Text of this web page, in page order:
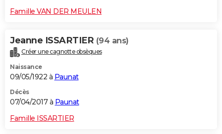
Famille VAN DER MEULEN
Jeanne ISSARTIER (94 ans)
Créer une cagnotte obsèques
Naissance
09/05/1922 à Paunat
Décès
07/04/2017 à Paunat
Famille ISSARTIER